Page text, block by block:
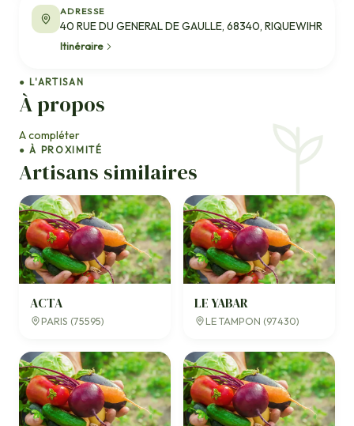
● L'ARTISAN
À propos
A compléter
● À PROXIMITÉ
Artisans similaires
ACTA
PARIS (75595)
LE YABAR
LE TAMPON (97430)
ADRESSE
40 RUE DU GENERAL DE GAULLE, 68340, RIQUEWIHR
Itinéraire